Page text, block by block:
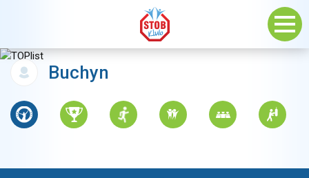
Buchyn